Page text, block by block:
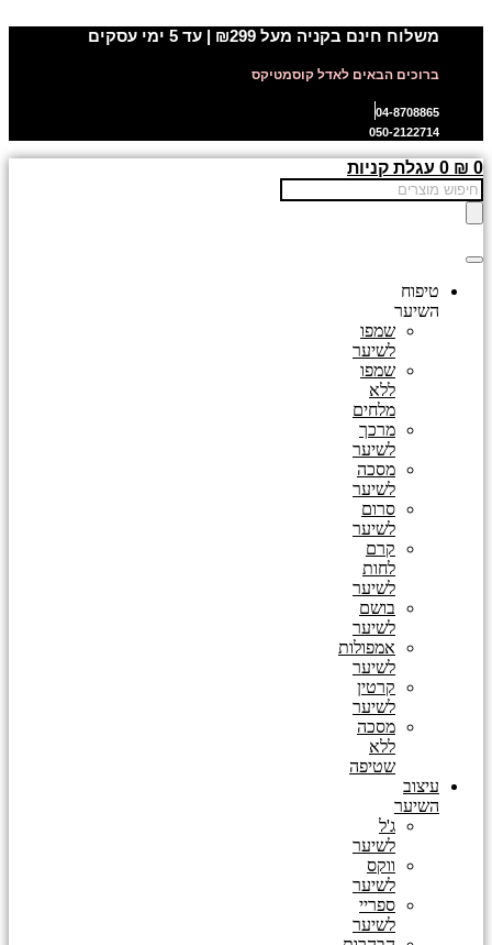
משלוח חינם בקניה מעל ₪299 | עד 5 ימי עסקים
ברוכים הבאים לאדל קוסמטיקס
04-8708865
050-2122714
₪ 0
0 עגלת קניות
Products
search
טיפוח
השיער
שמפו
לשיער
שמפו
ללא
מלחים
מרכך
לשיער
מסכה
לשיער
סרום
לשיער
קרם
לחות
לשיער
בושם
לשיער
אמפולות
לשיער
קרטין
לשיער
מסכה
ללא
שטיפה
עיצוב
השיער
ג'ל
לשיער
ווקס
לשיער
ספריי
לשיער